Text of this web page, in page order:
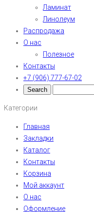
Ламинат
Линолеум
Распродажа
О нас
Полезное
Контакты
+7 (906) 777-67-02
Категории
Главная
Закладки
Каталог
Контакты
Корзина
Мой аккаунт
О нас
Оформление